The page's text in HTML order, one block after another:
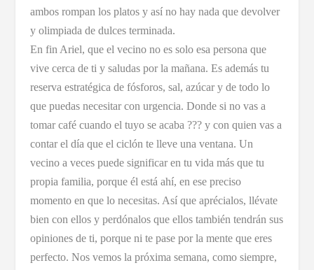
ambos rompan los platos y así no hay nada que devolver
y olimpiada de dulces terminada.
En fin Ariel, que el vecino no es solo esa persona que
vive cerca de ti y saludas por la mañana. Es además tu
reserva estratégica de fósforos, sal, azúcar y de todo lo
que puedas necesitar con urgencia. Donde si no vas a
tomar café cuando el tuyo se acaba ??? y con quien vas a
contar el día que el ciclón te lleve una ventana. Un
vecino a veces puede significar en tu vida más que tu
propia familia, porque él está ahí, en ese preciso
momento en que lo necesitas. Así que aprécialos, llévate
bien con ellos y perdónalos que ellos también tendrán sus
opiniones de ti, porque ni te pase por la mente que eres
perfecto. Nos vemos la próxima semana, como siempre,